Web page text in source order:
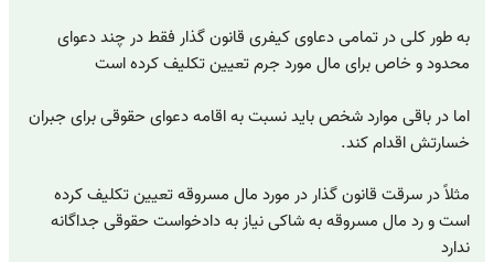
به طور کلی در تمامی دعاوی کیفری قانون گذار فقط در چند دعوای
محدود و خاص برای مال مورد جرم تعیین تکلیف کرده است
اما در باقی موارد شخص باید نسبت به اقامه دعوای حقوقی برای جبران
خسارتش اقدام کند.
مثلاً در سرقت قانون گذار در مورد مال مسروقه تعیین تکلیف کرده
است و رد مال مسروقه به شاکی نیاز به دادخواست حقوقی جداگانه
ندارد